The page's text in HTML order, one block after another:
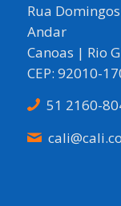
Rua
Andar
Canoas | Rio
CEP: 92010-
51 2160-